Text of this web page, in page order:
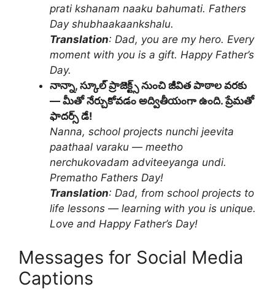
prati kshanam naaku bahumati. Fathers
Day shubhaakaankshalu.
Translation: Dad, you are my hero. Every
moment with you is a gift. Happy Father’s
Day.
నాన్నా, స్కూల్ ప్రాజెక్ట్స్ నుంచి జీవిత పాఠాల వరకు
— మీతో నేర్చుకోవడం అద్వితీయంగా ఉంది. ప్రేమతో
ఫాదర్స్ డే!
Nanna, school projects nunchi jeevita
paathaal varaku — meetho
nerchukovadam adviteeyanga undi.
Prematho Fathers Day!
Translation: Dad, from school projects to
life lessons — learning with you is unique.
Love and Happy Father’s Day!
Messages for Social Media
Captions